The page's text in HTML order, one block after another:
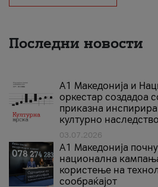
Последни новости
А1 Македонија и
оркестар создадоа
приказна
културно наследство
03.07.2026
A1 Македонија
национална
користење на
сообраќајот